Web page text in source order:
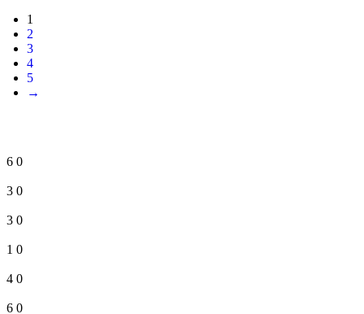
1
2
3
4
5
→
6 0
3 0
3 0
1 0
4 0
6 0